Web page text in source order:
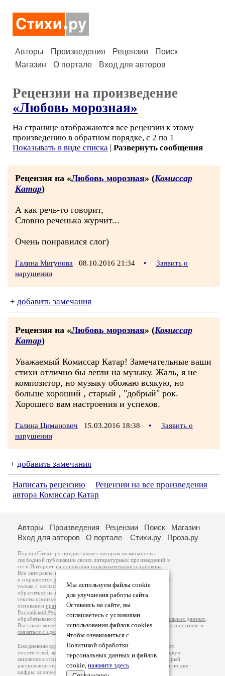
Авторы Произведения Рецензии
Поиск
Магазин
О портале Вход для авторов
Рецензии на произведение
«Любовь морозная»
На странице отображаются все рецензии к этому
произведению в обратном порядке, с 2 по 1
Показывать в виде списка | Развернуть сообщения
Рецензия на «Любовь морозная» (Комиссар
Катар)
А как речь-то говорит,
Словно реченька журчит...
Очень понравился слог)
Галина Мигунова 08.10.2016 21:34 •
Заявить о
нарушении
+ добавить замечания
Рецензия на «Любовь морозная» (Комиссар
Катар)
Уважаемый Комиссар Катар! Замечательные ваши
стихи отлично бы легли на музыку. Жаль, я не
композитор, но музыку обожаю всякую, но
больше хороший , старый , "добрый" рок.
Хорошего вам настроения и успехов.
Галина Циманович 15.03.2016 18:38 •
Заявить о
нарушении
+ добавить замечания
Написать рецензию
Рецензии на все произведения
автора Комиссар Катар
Мы используем файлы cookie
для улучшения работы сайта.
Оставаясь на сайте, вы
соглашаетесь с условиями
использования файлов cookies.
Чтобы ознакомиться с
Политикой обработки
персональных данных и файлов
cookie, нажмите здесь.
Авторы Произведения Рецензии Поиск
Магазин
Вход для авторов
О портале Стихи.ру Проза.ру
Портал Стихи.ру предоставляет авторам возможность
свободной публикации своих литературных произведений в
сети Интернет на основаниипользовательского договора
Все авторские права на произведения принадлежат авторам
и охраняются законом
. Перепечатка произведений возможна
только с согласия его автора, к которому вы можете
обратиться на его авторской странице. Ответственность за
тексты произведений авторы несут самостоятельно на
основанииправил публикацииизаконодательства
Российской Федерации
обрабатываются на основанииПолитики обработки персональных данных
Вы также можете посмотреть более подробнуюинформацию о портале и
связаться с администрацией
Ежедневная аудитория портала Стихи.ру – порядка 200 тысяч
посетителей, которые в общей сумме просматривают более двух
миллионов страниц по данным счетчика посещаемости, который
расположен справа от этого текста. В каждой графе указано по две
цифры: количество просмотров и количество посетителей.